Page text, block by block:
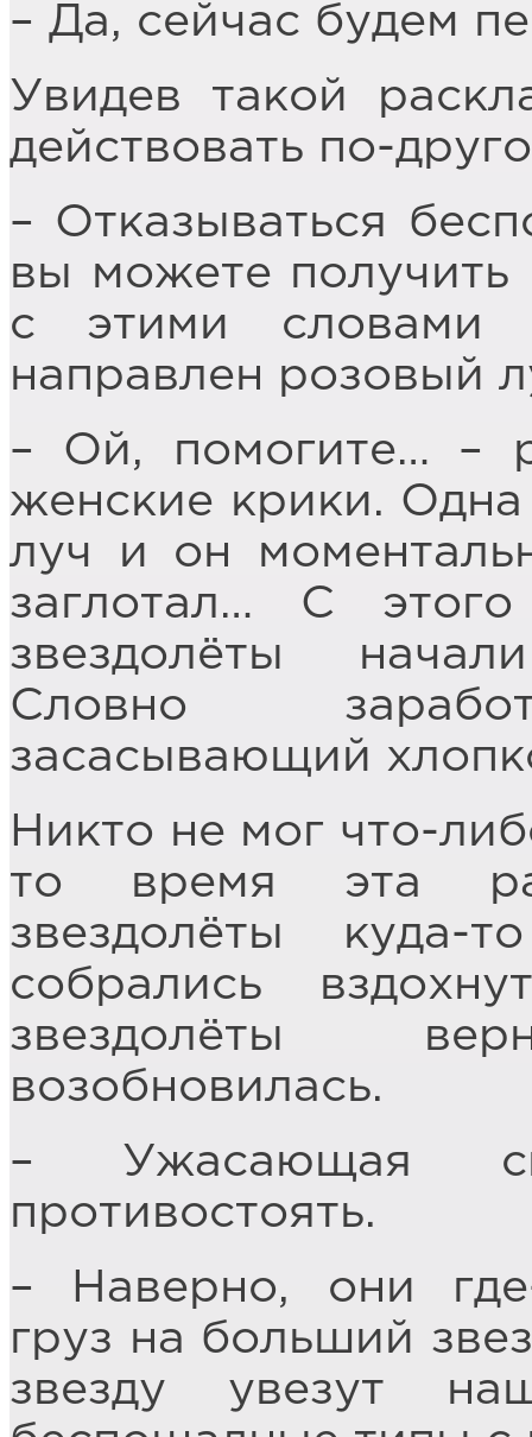
– Да, сейчас будем
Увидев такой
действовать по-
– Отказываться
вы можете получить
с этими словами
направлен розовый
– Ой, помогите… –
женские крики.
луч и он
заглотал… С
звездолёты
Словно
засасывающий
Никто не мог что-
то время эта
звездолёты куда-
собрались
звездолёты
возобновилась.
– Ужасающая
противостоять.
– Наверно, они
груз на больший
звезду увезут